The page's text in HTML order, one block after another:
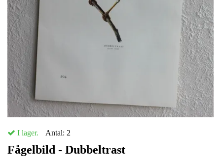
I lager. Antal: 2
Fågelbild - Dubbeltrast